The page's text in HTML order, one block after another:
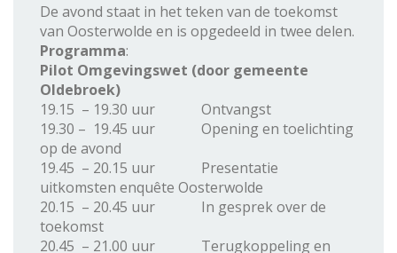
De avond staat in het teken van de toekomst
van Oosterwolde en is opgedeeld in twee delen.
Programma:
Pilot Omgevingswet (door gemeente
Oldebroek)
19.15 – 19.30 uur Ontvangst
19.30 – 19.45 uur Opening en toelichting
op de avond
19.45 – 20.15 uur Presentatie
uitkomsten enquête Oosterwolde
20.15 – 20.45 uur In gesprek over de
toekomst
20.45 – 21.00 uur Terugkoppeling en